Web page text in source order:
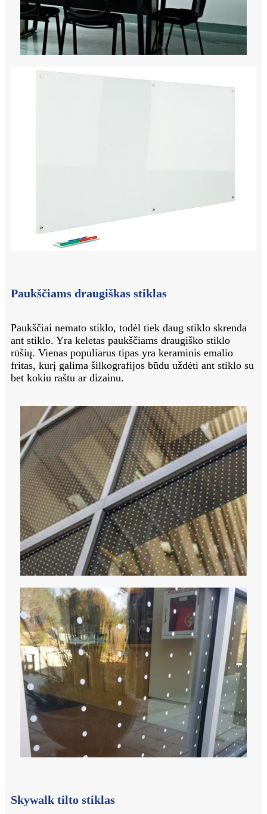
Paukščiams draugiškas stiklas
Paukščiai nemato stiklo, todėl tiek daug stiklo skrenda
ant stiklo. Yra keletas paukščiams draugiško stiklo
rūšių. Vienas populiarus tipas yra keraminis emalio
fritas, kurį galima šilkografijos būdu uždėti ant stiklo su
bet kokiu raštu ar dizainu.
Skywalk tilto stiklas